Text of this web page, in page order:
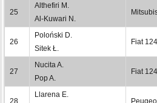
25
Althefiri M.
Al-Kuwari N.
26
Poloński D.
Sitek Ł.
Fiat
27
Nucita A.
Pop A.
Fiat
28
Llarena E.